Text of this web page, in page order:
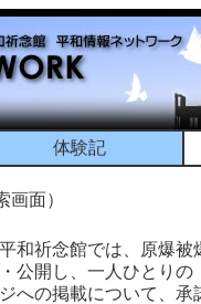
体験記
画面）
和祈念館では、原爆
公開し、一人ひとり
への掲載について、